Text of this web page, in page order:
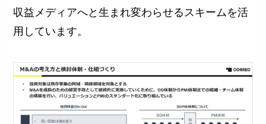
収益メディアへと生まれ変わらせるスキームを活
用しています。